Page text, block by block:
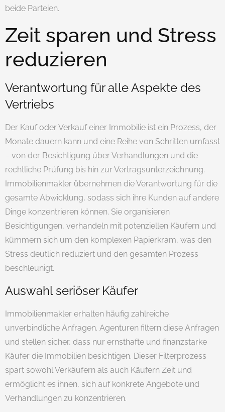
beide Parteien.
Zeit sparen und Stress
reduzieren
Verantwortung für alle Aspekte des
Vertriebs
Der Kauf oder Verkauf einer Immobilie ist ein Prozess, der
Monate dauern kann und eine Reihe von Schritten umfasst
– von der Besichtigung über Verhandlungen und die
rechtliche Prüfung bis hin zur Vertragsunterzeichnung.
Immobilienmakler übernehmen die Verantwortung für die
gesamte Abwicklung, sodass sich ihre Kunden auf andere
Dinge konzentrieren können. Sie organisieren
Besichtigungen, verhandeln mit potenziellen Käufern und
kümmern sich um den komplexen Papierkram, was den
Stress deutlich reduziert und den gesamten Prozess
beschleunigt.
Auswahl seriöser Käufer
Immobilienmakler erhalten häufig zahlreiche
unverbindliche Anfragen. Agenturen filtern diese Anfragen
und stellen sicher, dass nur ernsthafte und finanzstarke
Käufer die Immobilien besichtigen. Dieser Filterprozess
spart sowohl Verkäufern als auch Käufern Zeit und
ermöglicht es ihnen, sich auf konkrete Angebote und
Verhandlungen zu konzentrieren.